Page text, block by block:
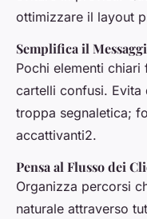
ottimizzare il layout
Semplifica il
Pochi elementi
cartelli confusi.
troppa segnaletica;
accattivanti2.
Pensa al Flusso dei
Organizza percorsi
naturale attraverso